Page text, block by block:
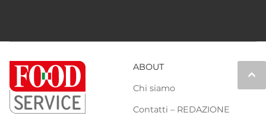
keyboard_arrow_up
ABOUT
Chi siamo
Contatti – REDAZIONE